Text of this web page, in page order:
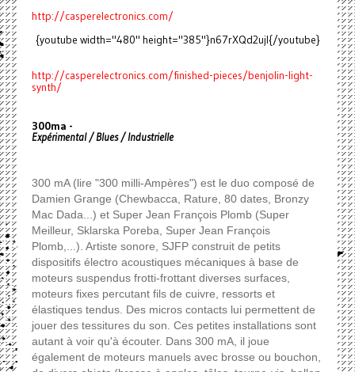
http://casperelectronics.com/
{youtube width="480" height="385"}n67rXQd2ujI{/youtube}
http://casperelectronics.com/finished-pieces/benjolin-light-
synth/
300ma -
Expérimental / Blues / Industrielle
300 mA (lire "300 milli-Ampères") est le duo composé de
Damien Grange (Chewbacca, Rature, 80 dates, Bronzy
Mac Dada...) et Super Jean François Plomb (Super
Meilleur, Sklarska Poreba, Super Jean François
Plomb,...). Artiste sonore, SJFP construit de petits
dispositifs électro acoustiques mécaniques à base de
moteurs suspendus frotti-frottant diverses surfaces,
moteurs fixes percutant fils de cuivre, ressorts et
élastiques tendus. Des micros contacts lui permettent de
jouer des tessitures du son. Ces petites installations sont
autant à voir qu'à écouter. Dans 300 mA, il joue
également de moteurs manuels avec brosse ou bouchon,